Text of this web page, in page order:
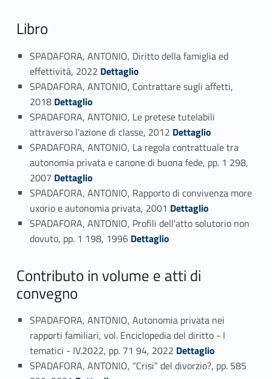
Libro
SPADAFORA, ANTONIO, Diritto della famiglia ed
effettività, 2022 Link identifier #identifier_person_174091-32
Dettaglio
SPADAFORA, ANTONIO, Contrattare sugli affetti,
2018 Link identifier #identifier_person_76923-33
Dettaglio
SPADAFORA, ANTONIO, Le pretese tutelabili
attraverso l'azione di classe, 2012 Link identifier #identifier_person_25763-34
Dettaglio
SPADAFORA, ANTONIO, La regola contrattuale tra
autonomia privata e canone di buona fede, pp. 1 298,
2007 Link identifier #identifier_person_34194-35
Dettaglio
SPADAFORA, ANTONIO, Rapporto di convivenza more
uxorio e autonomia privata, 2001 Link identifier #identifier_person_27621-36
Dettaglio
SPADAFORA, ANTONIO, Profili dell'atto solutorio non
dovuto, pp. 1 198, 1996 Link identifier #identifier_person_166563-37
Dettaglio
Contributo in volume e atti di
convegno
SPADAFORA, ANTONIO, Autonomia privata nei
rapporti familiari, vol. Enciclopedia del diritto - I
tematici - IV.2022, pp. 71 94, 2022 Link identifier #identifier_person_38519-38
Dettaglio
SPADAFORA, ANTONIO, “Crisi” del divorzio?, pp. 585
Link identifier #identifier_person_166092-39